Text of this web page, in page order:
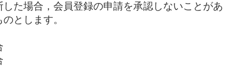
た場合，会員登録の申請を承認しないことがあ
とします。